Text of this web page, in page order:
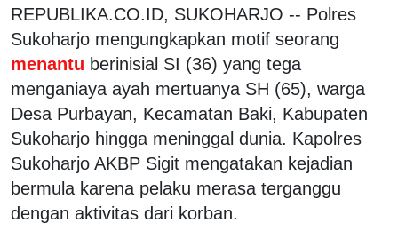
REPUBLIKA.CO.ID, SUKOHARJO -- Polres
Sukoharjo mengungkapkan motif seorang
menantu berinisial SI (36) yang tega
menganiaya ayah mertuanya SH (65), warga
Desa Purbayan, Kecamatan Baki, Kabupaten
Sukoharjo hingga meninggal dunia. Kapolres
Sukoharjo AKBP Sigit mengatakan kejadian
bermula karena pelaku merasa terganggu
dengan aktivitas dari korban.